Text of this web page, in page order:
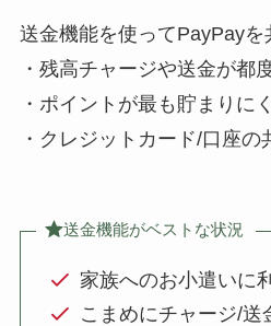
送金機能を使ってPayPayを
・残高チャージや送金が都
・ポイントが最も貯まりに
・クレジットカード/口座
送金機能がベストな状況
家族へのお小遣いに
こまめにチャージ/送